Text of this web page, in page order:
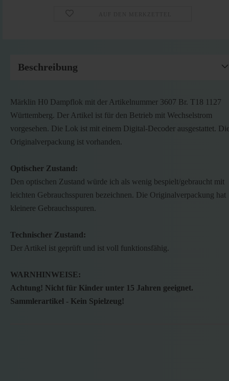
Beschreibung
Märklin H0 Dampflok mit der Artikelnummer 3607 Br. T18 1127
Württemberg. Der Artikel ist für den Betrieb mit Wechselstrom
vorgesehen. Die Lok ist mit einem Digital-Decoder ausgestattet.
Originalverpackung ist vorhanden.
Optischer Zustand:
Den optischen Zustand würde ich als wenig bespielt/gebraucht mit
leichten Gebrauchsspuren bezeichnen. Die Originalverpackung hat
kleinere Gebrauchsspuren.
Technischer Zustand:
Der Artikel ist geprüft und ist voll funktionsfähig.
WARNHINWEISE:
Achtung! Nicht für Kinder unter 15 Jahren geeignet.
Sammlerartikel - Kein Spielzeug!